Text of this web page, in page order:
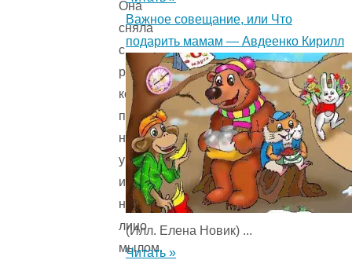
Она
сняла
с
руки
колечко,
положила
на
умывальник
и
намылила
лицо
мылом.
Важное совещание, или Что
подарить мамам — Авдеенко Кирилл
(Илл. Елена Новик) ...
Читать »